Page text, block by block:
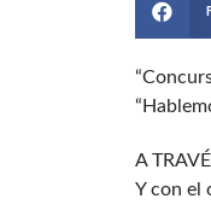
A
Y con el